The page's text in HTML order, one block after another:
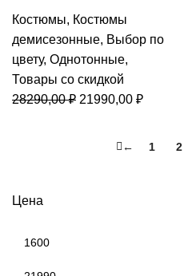
Цена
Костюмы, Костюмы
демисезонные, Выбор по
цвету, Однотонные,
Товары со скидкой
28290,00₽ Первоначальная
21990,00 ₽Текущая
← 1 2